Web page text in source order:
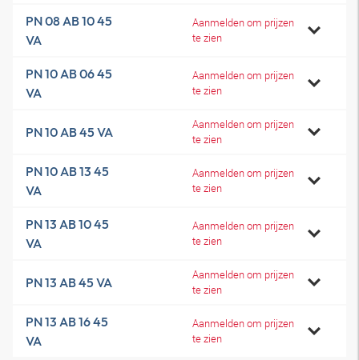
PN 08 AB 10 45
VA
Aanmelden om prijzen
te zien
PN 10 AB 06 45
VA
Aanmelden om prijzen
te zien
PN 10 AB 45 VA
Aanmelden om prijzen
te zien
PN 10 AB 13 45
VA
Aanmelden om prijzen
te zien
PN 13 AB 10 45
VA
Aanmelden om prijzen
te zien
PN 13 AB 45 VA
Aanmelden om prijzen
te zien
PN 13 AB 16 45
VA
Aanmelden om prijzen
te zien